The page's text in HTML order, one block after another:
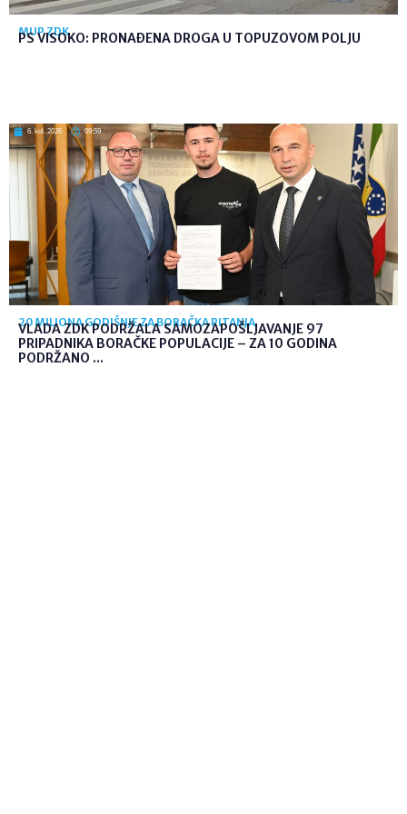
MUP ZDK
PS VISOKO: PRONAĐENA DROGA U TOPUZOVOM POLJU
6. kol. 2026 09:59
20 MILIONA GODIŠNJE ZA BORAČKA PITANJA
VLADA ZDK PODRŽALA SAMOZAPOŠLJAVANJE 97
PRIPADNIKA BORAČKE POPULACIJE – ZA 10 GODINA
PODRŽANO ...